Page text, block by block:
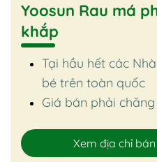
Yoosun Rau má
khắp
Tại hầu hết các
bé trên toàn quốc
Giá bán phải chăng
Xem địa chỉ